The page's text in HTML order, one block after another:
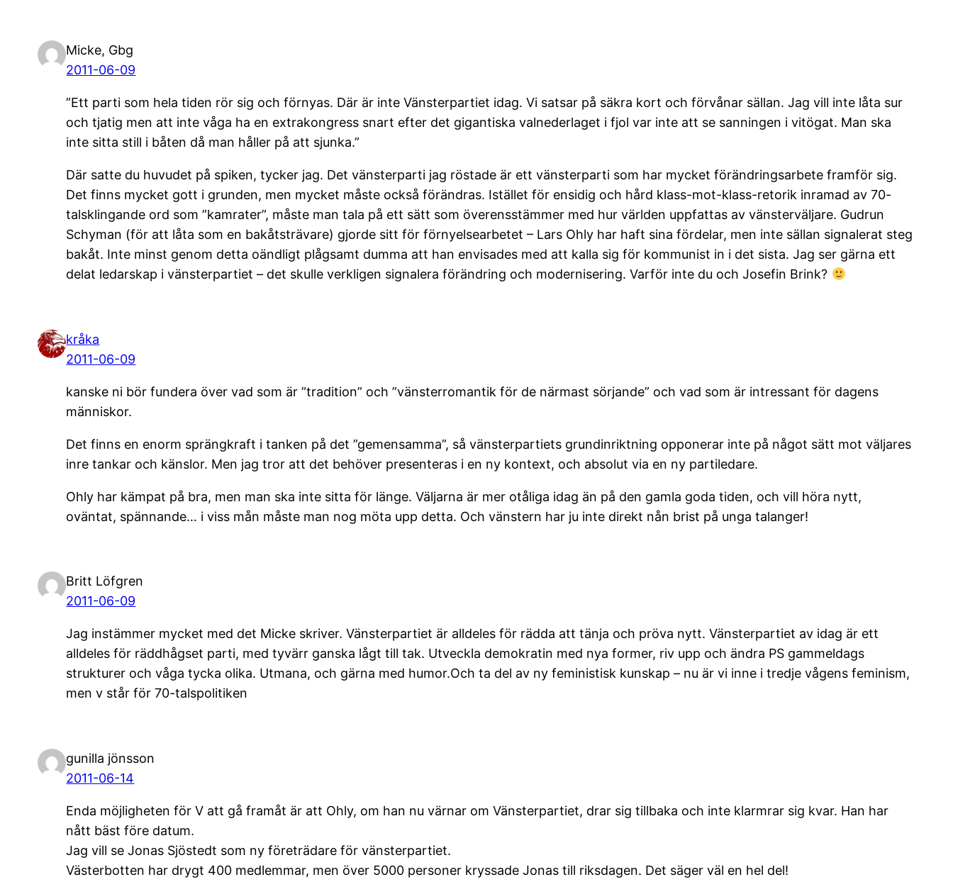
Micke, Gbg
2011-06-09
”Ett parti som hela tiden rör sig och förnyas. Där är inte Vänsterpartiet idag. Vi satsar på säkra kort och förvånar sällan. Jag vill inte låta sur
och tjatig men att inte våga ha en extrakongress snart efter det gigantiska valnederlaget i fjol var inte att se sanningen i vitögat. Man ska
inte sitta still i båten då man håller på att sjunka.”
Där satte du huvudet på spiken, tycker jag. Det vänsterparti jag röstade är ett vänsterparti som har mycket förändringsarbete framför sig.
Det finns mycket gott i grunden, men mycket måste också förändras. Istället för ensidig och hård klass-mot-klass-retorik inramad av 70-
talsklingande ord som ”kamrater”, måste man tala på ett sätt som överensstämmer med hur världen uppfattas av vänsterväljare. Gudrun
Schyman (för att låta som en bakåtsträvare) gjorde sitt för förnyelsearbetet – Lars Ohly har haft sina fördelar, men inte sällan signalerat steg
bakåt. Inte minst genom detta oändligt plågsamt dumma att han envisades med att kalla sig för kommunist in i det sista. Jag ser gärna ett
delat ledarskap i vänsterpartiet – det skulle verkligen signalera förändring och modernisering. Varför inte du och Josefin Brink?
kråka
2011-06-09
kanske ni bör fundera över vad som är ”tradition” och ”vänsterromantik för de närmast sörjande” och vad som är intressant för dagens
människor.
Det finns en enorm sprängkraft i tanken på det ”gemensamma”, så vänsterpartiets grundinriktning opponerar inte på något sätt mot väljares
inre tankar och känslor. Men jag tror att det behöver presenteras i en ny kontext, och absolut via en ny partiledare.
Ohly har kämpat på bra, men man ska inte sitta för länge. Väljarna är mer otåliga idag än på den gamla goda tiden, och vill höra nytt,
oväntat, spännande… i viss mån måste man nog möta upp detta. Och vänstern har ju inte direkt nån brist på unga talanger!
Britt Löfgren
2011-06-09
Jag instämmer mycket med det Micke skriver. Vänsterpartiet är alldeles för rädda att tänja och pröva nytt. Vänsterpartiet av idag är ett
alldeles för räddhågset parti, med tyvärr ganska lågt till tak. Utveckla demokratin med nya former, riv upp och ändra PS gammeldags
strukturer och våga tycka olika. Utmana, och gärna med humor.Och ta del av ny feministisk kunskap – nu är vi inne i tredje vågens feminism,
men v står för 70-talspolitiken
gunilla jönsson
2011-06-14
Enda möjligheten för V att gå framåt är att Ohly, om han nu värnar om Vänsterpartiet, drar sig tillbaka och inte klarmrar sig kvar. Han har
nått bäst före datum.
Jag vill se Jonas Sjöstedt som ny företrädare för vänsterpartiet.
Västerbotten har drygt 400 medlemmar, men över 5000 personer kryssade Jonas till riksdagen. Det säger väl en hel del!